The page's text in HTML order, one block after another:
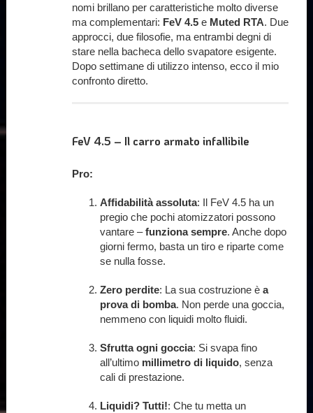
nomi brillano per caratteristiche molto diverse
ma complementari: FeV 4.5e Muted RTA. Due
approcci, due filosofie, ma entrambi degni di
stare nella bacheca dello svapatore esigente.
Dopo settimane di utilizzo intenso, ecco il mio
confronto diretto.
FeV 4.5 – Il carro armato infallibile
Pro:
Affidabilità assoluta: Il FeV 4.5 ha un
pregio che pochi atomizzatori possono
vantare –funziona sempre. Anche dopo
giorni fermo, basta un tiro e riparte come
se nulla fosse.
Zero perdite: La sua costruzione è a
prova di bomba. Non perde una goccia,
nemmeno con liquidi molto fluidi.
Sfrutta ogni goccia: Si svapa fino
all’ultimo millimetro di liquido, senza
cali di prestazione.
Liquidi? Tutti!: Che tu metta un